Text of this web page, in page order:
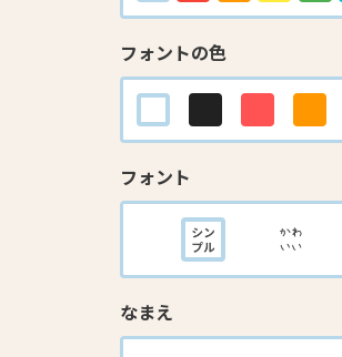
フォントの色
フォント
なまえ